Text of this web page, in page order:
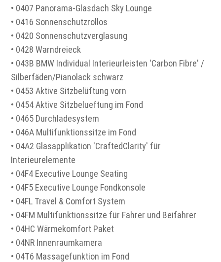
• 0407 Panorama-Glasdach Sky Lounge
• 0416 Sonnenschutzrollos
• 0420 Sonnenschutzverglasung
• 0428 Warndreieck
• 043B BMW Individual Interieurleisten 'Carbon Fibre' /
Silberfäden/Pianolack schwarz
• 0453 Aktive Sitzbelüftung vorn
• 0454 Aktive Sitzbelueftung im Fond
• 0465 Durchladesystem
• 046A Multifunktionssitze im Fond
• 04A2 Glasapplikation 'CraftedClarity' für
Interieurelemente
• 04F4 Executive Lounge Seating
• 04F5 Executive Lounge Fondkonsole
• 04FL Travel & Comfort System
• 04FM Multifunktionssitze für Fahrer und Beifahrer
• 04HC Wärmekomfort Paket
• 04NR Innenraumkamera
• 04T6 Massagefunktion im Fond